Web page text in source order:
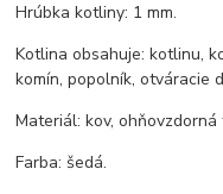
Hrúbka kotliny: 1 mm.
Kotlina obsahuje: kotlinu,
komín, popolník, otváracie
Materiál: kov, ohňovzdorná
Farba: šedá.